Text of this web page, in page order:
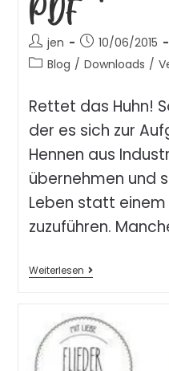
PDF
jen
10/06/2015
Blog / Downloads /
Rettet das Huhn!
der es sich zur
Hennen aus
übernehmen und
Leben statt
zuzuführen.
Weiterlesen